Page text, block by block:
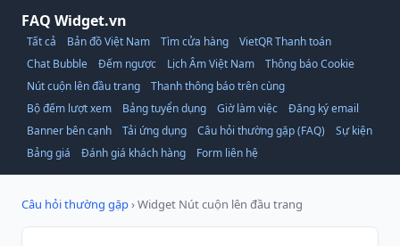
FAQ Widget.vn
Tất cả Bản đồ Việt Nam Tìm cửa hàng
VietQR Thanh toán
Chat Bubble
Đếm ngược Lịch Âm Việt Nam
Thông báo Cookie
Nút cuộn lên đầu trang
Thanh thông báo trên cùng
Bộ đếm lượt xem
Bảng tuyển dụng Giờ làm việc
Đăng ký email
Banner bên cạnh
Tải ứng dụng Câu hỏi thường gặp (FAQ)
Sự kiện
Bảng giá
Đánh giá khách hàng Form liên hệ
Câu hỏi thường gặp› Widget Nút cuộn lên đầu trang